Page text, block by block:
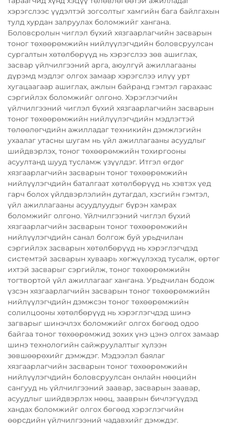
хэрэгслээс үүдэлтэй зогсолтыг хамгийн бага байлгахын
тулд хурдан залруулах боломжийг хангана.
Боловсролын чиглэл бүхий хязгаарлагчийн засварын
тоног төхөөрөмжийн нийлүүлэгчдийн боловсруулсан
сургалтын хөтөлбөрүүд нь хэрэгслээ зөв ашиглах,
засвар үйлчилгээний арга, аюулгүй ажиллагааны
дүрэмд мэдлэг олгох замаар хэрэгслээ илүү урт
хугацаагаар ашиглах, ажлын байранд гэмтэл гарахаас
сэргийлэх боломжийг олгоно. Хэрэглэгчийн
үйлчилгээний чиглэл бүхий хязгаарлагчийн засварын
тоног төхөөрөмжийн нийлүүлэгчдийн мэдлэгтэй
төлөөлөгчдийн ажилладаг техникийн дэмжлэгийн
ухаалаг утасны шугам нь үйл ажиллагааны асуудлыг
шийдвэрлэх, тоног төхөөрөмжийн тохиргооны
асуултанд шууд тусламж үзүүлдэг. Итгэл өгдөг
хязгаарлагчийн засварын тоног төхөөрөмжийн
нийлүүлэгчдийн баталгаат хөтөлбөрүүд нь хэвтэх үед
гарч болох үйлдвэрлэлийн дутагдал, хэсгийн гэмтэл,
үйл ажиллагааны асуудлуудыг бүрэн хамрах
боломжийг олгоно. Үйлчилгээний чиглэл бүхий
хязгаарлагчийн засварын тоног төхөөрөмжийн
нийлүүлэгчдийн санал болгож буй урьдчилан
сэргийлэх засварын хөтөлбөрүүд нь хэрэглэгчдэд
системтэй засварын хуваарь хөгжүүлэхэд тусалж, өртөг
ихтэй засварыг сэргийлж, тоног төхөөрөмжийн
тогтвортой үйл ажиллагааг хангана. Урьдчилан бодож
үзсэн хязгаарлагчийн засварын тоног төхөөрөмжийн
нийлүүлэгчдийн дэмжсэн тоног төхөөрөмжийн
солилцооны хөтөлбөрүүд нь хэрэглэгчдэд шинэ
загварыг шинэчлэх боломжийг олгох бөгөөд одоо
байгаа тоног төхөөрөмжид зохих үнэ цэнэ олгох замаар
шинэ технологийн сайжруулалтыг хүлээн
зөвшөөрөхийг дэмждэг. Мэдээлэл баялаг
хязгаарлагчийн засварын тоног төхөөрөмжийн
нийлүүлэгчдийн боловсруулсан онлайн нөөцийн
сангууд нь үйлчилгээний заавар, засварын заавар,
асуудлыг шийдвэрлэх нөөц, зааврын бичлэгүүдэд
хандах боломжийг олгох бөгөөд хэрэглэгчийн
өөрсдийн үйлчилгээний чадавхийг дэмждэг.